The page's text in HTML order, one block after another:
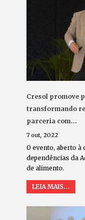
Cresol promove
transformando
parceria com…
7 out, 2022
O evento, aberto à
dependências da
de alimento.
LEIA MAIS...